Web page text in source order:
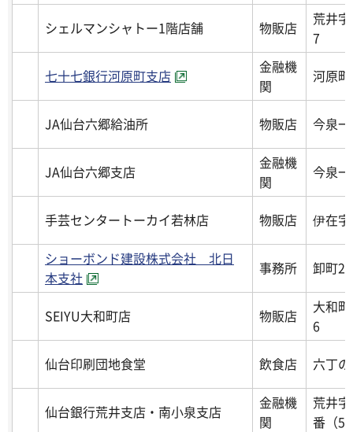
シェルマンシャトー1階店舗
物販店
荒井
7
七十七銀行河原町支店
金融機
関
河原
JA仙台六郷給油所 物販店 今泉
JA仙台六郷支店
金融機
関
今泉
手芸センタートーカイ若林店 物販店 伊在
ショーボンド建設株式会社 北日
本支社
事務所 卸町2
SEIYU大和町店 物販店
大和
6
仙台印刷団地食堂
飲食店 六丁
仙台銀行荒井支店・南小泉支店
金融機
関
荒井
番（